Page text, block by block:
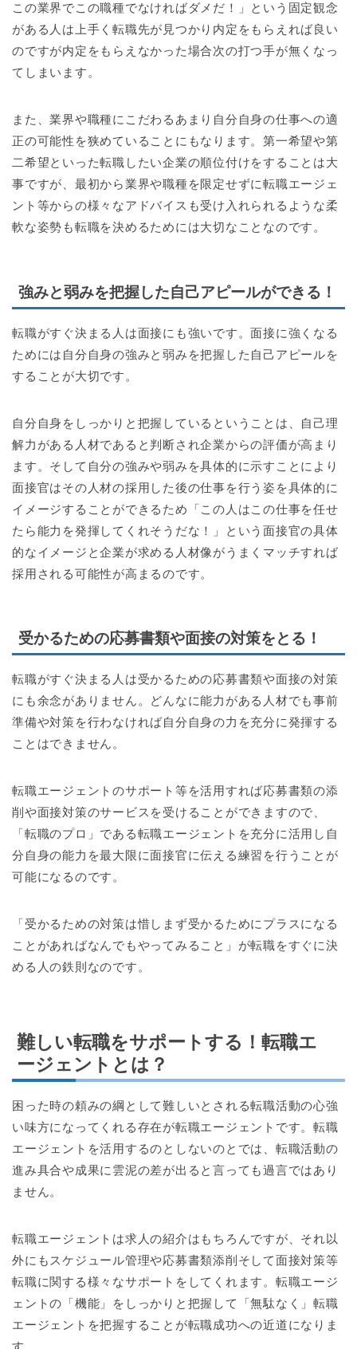
この業界でこの職種でなければダメだ！」という固定観念
がある人は上手く転職先が見つかり内定をもらえれば良い
のですが内定をもらえなかった場合次の打つ手が無くなっ
てしまいます。
また、業界や職種にこだわるあまり自分自身の仕事への適
正の可能性を狭めていることにもなります。第一希望や第
二希望といった転職したい企業の順位付けをすることは大
事ですが、最初から業界や職種を限定せずに転職エージェ
ント等からの様々なアドバイスも受け入れられるような柔
軟な姿勢も転職を決めるためには大切なことなのです。
強みと弱みを把握した自己アピールができる！
転職がすぐ決まる人は面接にも強いです。面接に強くなる
ためには自分自身の強みと弱みを把握した自己アピールを
することが大切です。
自分自身をしっかりと把握しているということは、自己理
解力がある人材であると判断され企業からの評価が高まり
ます。そして自分の強みや弱みを具体的に示すことにより
面接官はその人材の採用した後の仕事を行う姿を具体的に
イメージすることができるため「この人はこの仕事を任せ
たら能力を発揮してくれそうだな！」という面接官の具体
的なイメージと企業が求める人材像がうまくマッチすれば
採用される可能性が高まるのです。
受かるための応募書類や面接の対策をとる！
転職がすぐ決まる人は受かるための応募書類や面接の対策
にも余念がありません。どんなに能力がある人材でも事前
準備や対策を行わなければ自分自身の力を充分に発揮する
ことはできません。
転職エージェントのサポート等を活用すれば応募書類の添
削や面接対策のサービスを受けることができますので、
「転職のプロ」である転職エージェントを充分に活用し自
分自身の能力を最大限に面接官に伝える練習を行うことが
可能になるのです。
「受かるための対策は惜しまず受かるためにプラスになる
ことがあればなんでもやってみること」が転職をすぐに決
める人の鉄則なのです。
難しい転職をサポートする！転職エ
ージェントとは？
困った時の頼みの綱として難しいとされる転職活動の心強
い味方になってくれる存在が転職エージェントです。転職
エージェントを活用するのとしないのとでは、転職活動の
進み具合や成果に雲泥の差が出ると言っても過言ではあり
ません。
転職エージェントは求人の紹介はもちろんですが、それ以
外にもスケジュール管理や応募書類添削そして面接対策等
転職に関する様々なサポートをしてくれます。転職エージ
ェントの「機能」をしっかりと把握して「無駄なく」転職
エージェントを把握することが転職成功への近道になりま